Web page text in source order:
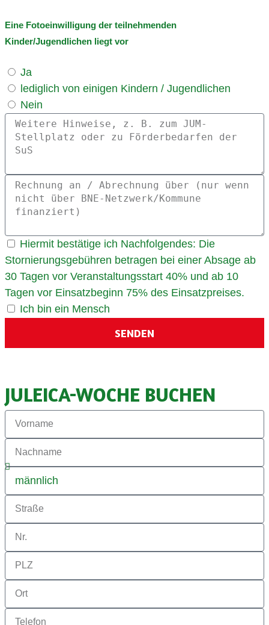
Eine Fotoeinwilligung der teilnehmenden
Kinder/Jugendlichen liegt vor
Ja
lediglich von einigen Kindern / Jugendlichen
Nein
Hiermit bestätige ich Nachfolgendes: Die
Stornierungsgebühren betragen bei einer Absage ab
30 Tagen vor Veranstaltungsstart 40% und ab 10
Tagen vor Einsatzbeginn 75% des Einsatzpreises.
Ich bin ein Mensch
SENDEN
JULEICA-WOCHE BUCHEN